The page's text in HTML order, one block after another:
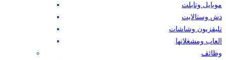
موبايل وتابلت
دش وستالايت
تليفزيون وشاشات
العاب ومشغلاتها
وظائف